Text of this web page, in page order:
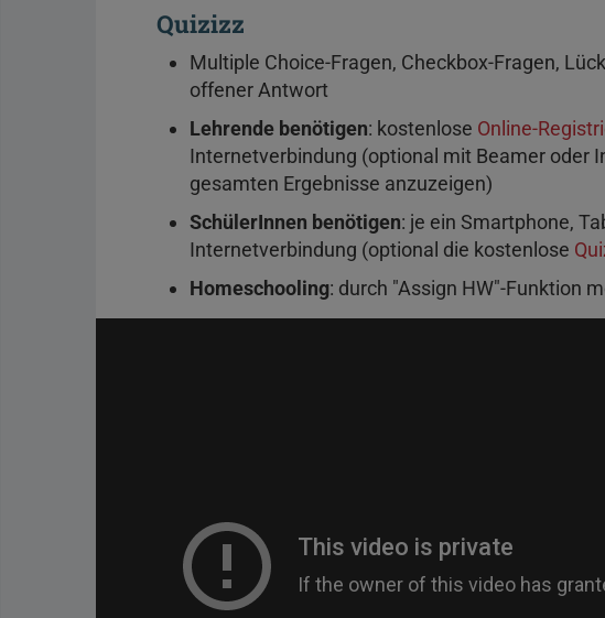
Quizizz
Multiple Choice-Fragen, Checkbox-Fragen,
offener Antwort
Lehrende benötigen: kostenlose Online-
Internetverbindung (optional mit Beamer oder
gesamten Ergebnisse anzuzeigen)
SchülerInnen benötigen: je ein Smartphone,
Internetverbindung (optional die kostenlose
Homeschooling: durch "Assign HW"-Funktion